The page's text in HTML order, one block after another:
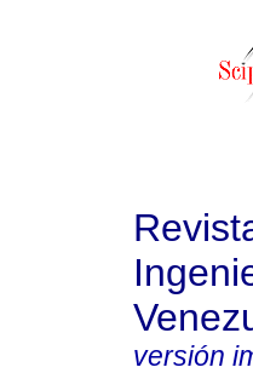
versión